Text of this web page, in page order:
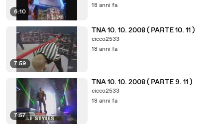
6:10
18 anni fa
7:59
TNA 10. 10. 2008 ( PARTE 10. 11 )
cicco2533
18 anni fa
7:57
TNA 10. 10. 2008 ( PARTE 9. 11 )
cicco2533
18 anni fa